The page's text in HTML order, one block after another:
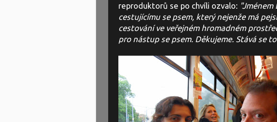
reproduktorů se po chvíli ozvalo:
cestujícímu se psem, který nejenže má
cestování ve veřejném hromadném
pro nástup se psem. Děkujeme. Stává se